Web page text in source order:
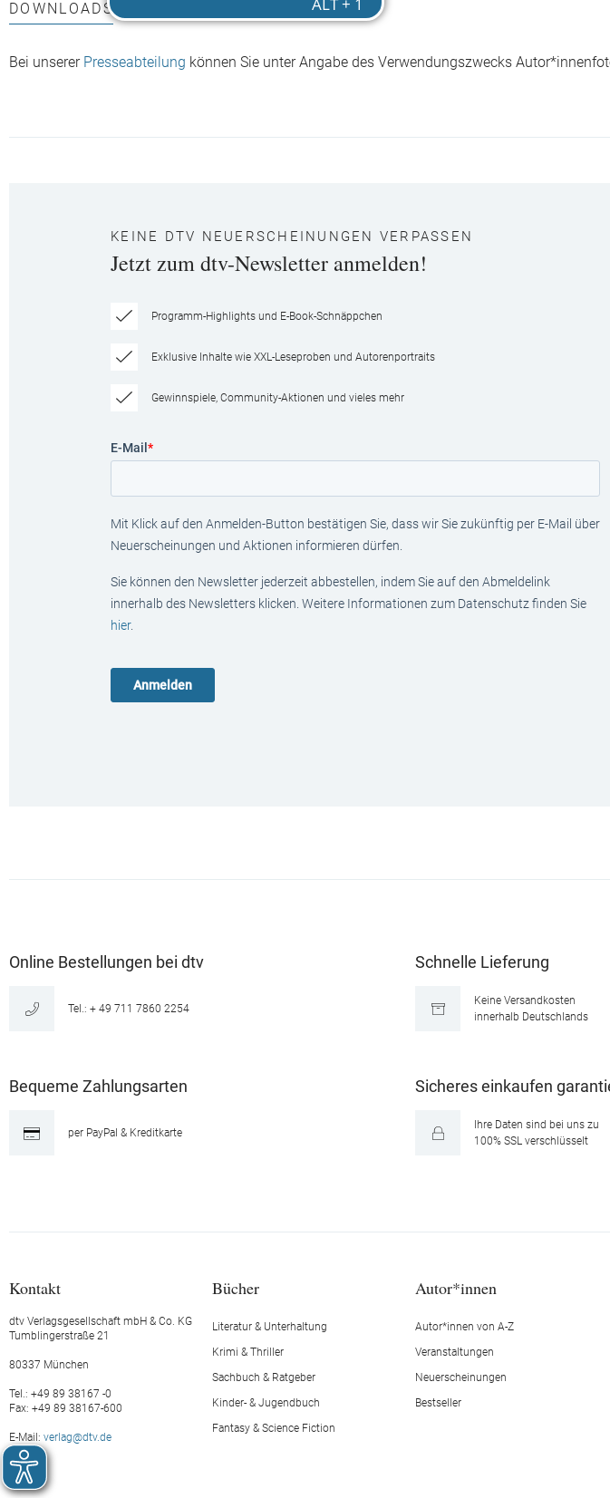
DOWNLOADS
Bei unserer Presseabteilung können Sie unter Angabe des Verwendungszwecks
KEINE DTV NEUERSCHEINUNGEN VERPASSEN
Jetzt zum dtv-Newsletter anmelden!
Programm-Highlights und E-Book-Schnäppchen
Exklusive Inhalte wie XXL-Leseproben und Autorenportraits
Gewinnspiele, Community-Aktionen und vieles mehr
E-Mail *
Mit Klick auf den Anmelden-Button bestätigen Sie, dass wir Sie zukünftig per E-Mail über
Neuerscheinungen und Aktionen informieren dürfen.
Sie können den Newsletter jederzeit abbestellen, indem Sie auf den Abmeldelink
innerhalb des Newsletters klicken. Weitere Informationen zum Datenschutz finden Sie
hier.
Online Bestellungen bei dtv
Tel.: + 49 711 7860 2254
Schnelle Lieferung
Keine Versandkosten
innerhalb Deutschlands
Bequeme Zahlungsarten
per PayPal & Kreditkarte
Sicheres einkaufen
Ihre Daten sind bei uns zu
100% SSL verschlüsselt
Kontakt
dtv Verlagsgesellschaft mbH & Co. KG
Tumblingerstraße 21
80337 München
Tel.: +49 89 38167 -0
Fax: +49 89 38167-600
E-Mail: verlag@dtv.de
Bücher
Literatur & Unterhaltung
Krimi & Thriller
Sachbuch & Ratgeber
Kinder- & Jugendbuch
Fantasy & Science Fiction
Autor*innen
Autor*innen von A-Z
Veranstaltungen
Neuerscheinungen
Bestseller